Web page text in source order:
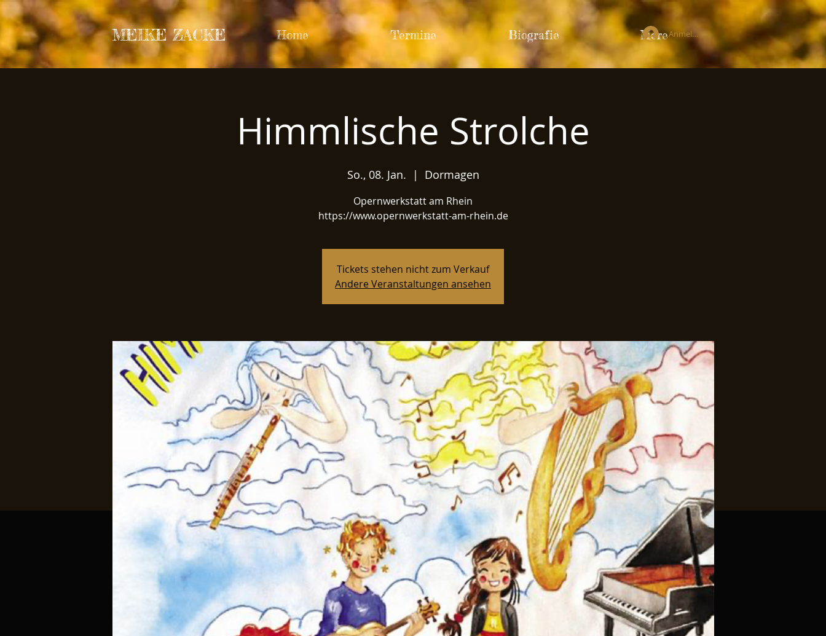
MEIKE ZACKE Home Termine Biografie MoreAnmelden
Himmlische Strolche
So., 08. Jan.
  |
Dormagen
Opernwerkstatt am Rhein
https://www.opernwerkstatt-am-rhein.de
Tickets stehen nicht zum Verkauf
Andere Veranstaltungen ansehen